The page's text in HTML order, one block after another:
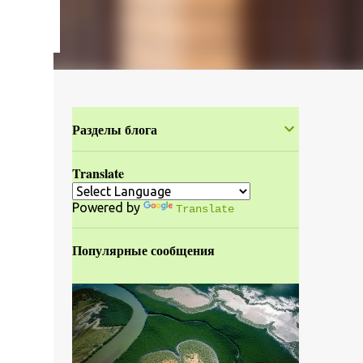
Разделы блога
Translate
Powered by Translate
Популярные сообщения